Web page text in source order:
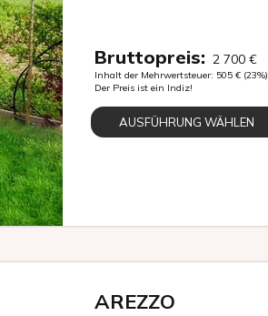
Bruttopreis: 2 700 €
Inhalt der Mehrwertsteuer: 505 € (23%).
Der Preis ist ein Indiz!
AUSFÜHRUNG WÄHLEN
AREZZO